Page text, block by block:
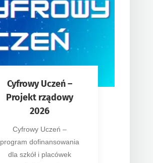
Cyfrowy Uczeń –
Projekt rządowy
2026
Cyfrowy Uczeń –
program dofinansowania
dla szkół i placówek